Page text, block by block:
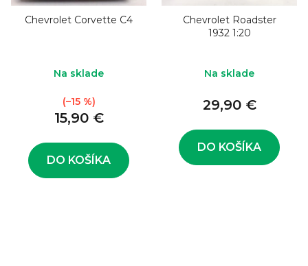
Chevrolet Corvette C4
Na sklade
15,90 €
(–15 %)
DO KOŠÍKA
Chevrolet Roadster
1932 1:20
Na sklade
29,90 €
DO KOŠÍKA